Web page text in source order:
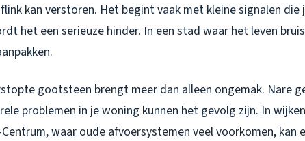
kan verstoren. Het begint vaak met kleine signalen
het een serieuze hinder. In een stad waar het leven
gootsteen brengt meer dan alleen ongemak. Nare
problemen in je woning kunnen het gevolg zijn. In
Centrum, waar oude afvoersystemen veel voorkomen, kan